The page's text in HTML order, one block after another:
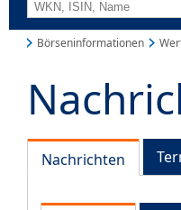
Börseninformationen
Nachrichten